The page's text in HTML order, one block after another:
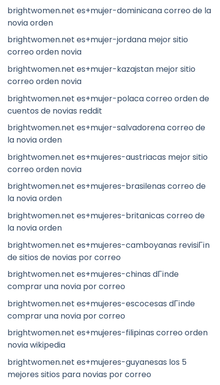
brightwomen.net es+mujer-dominicana correo de la
novia orden
brightwomen.net es+mujer-jordana mejor sitio
correo orden novia
brightwomen.net es+mujer-kazajstan mejor sitio
correo orden novia
brightwomen.net es+mujer-polaca correo orden de
cuentos de novias reddit
brightwomen.net es+mujer-salvadorena correo de
la novia orden
brightwomen.net es+mujeres-austriacas mejor sitio
correo orden novia
brightwomen.net es+mujeres-brasilenas correo de
la novia orden
brightwomen.net es+mujeres-britanicas correo de
la novia orden
brightwomen.net es+mujeres-camboyanas revisiГіn
de sitios de novias por correo
brightwomen.net es+mujeres-chinas dГіnde
comprar una novia por correo
brightwomen.net es+mujeres-escocesas dГіnde
comprar una novia por correo
brightwomen.net es+mujeres-filipinas correo orden
novia wikipedia
brightwomen.net es+mujeres-guyanesas los 5
mejores sitios para novias por correo